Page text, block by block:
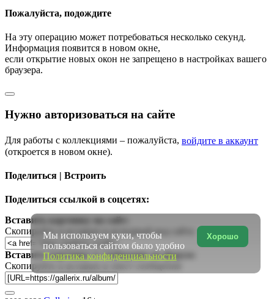
Пожалуйста, подождите
На эту операцию может потребоваться несколько секунд.
Информация появится в новом окне,
если открытие новых окон не запрещено в настройках вашего
браузера.
Нужно авторизоваться на сайте
Для работы с коллекциями – пожалуйста, войдите в аккаунт
(откроется в новом окне).
Поделиться | Встроить
Поделиться ссылкой в соцсетях:
Вставить картинку на сайт:
Скопируйте и вставьте в исходный код сайта
Вставить картинку в сообщение на форум:
Скопируйте и вставьте в текст сообщения
Хорошо
Мы используем куки, чтобы
пользоваться сайтом было удобно
Политика конфиденциальности